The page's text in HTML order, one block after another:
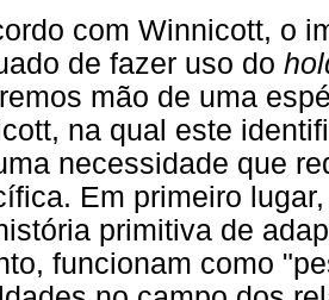
com Winnicott, o
de fazer uso do
mão de uma
na qual este
necessidade que
Em primeiro
primitiva de
funcionam como